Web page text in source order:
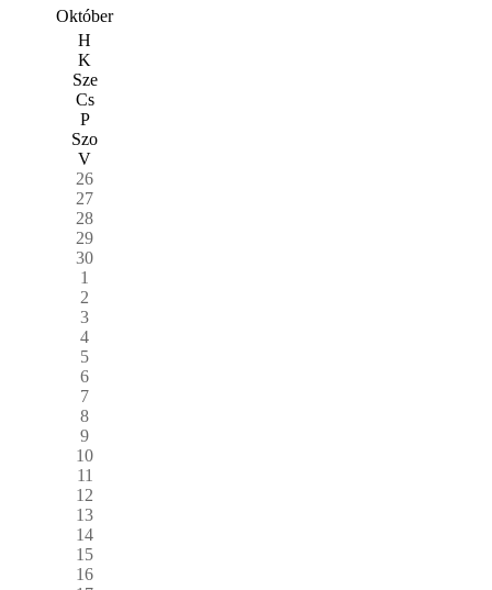
Október
H
K
Sze
Cs
P
Szo
V
26
27
28
29
30
1
2
3
4
5
6
7
8
9
10
11
12
13
14
15
16